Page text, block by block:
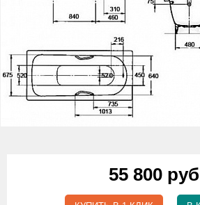
55 800